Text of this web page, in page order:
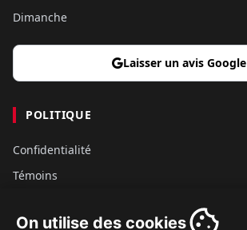
On utilise des cookies
Dimanche
Laisser un avis Google
POLITIQUE
Confidentialité
Témoins
Conditions